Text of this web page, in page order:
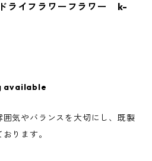
ライフラワーフラワー k-
available
気やバランスを大切にし、既製
ります。